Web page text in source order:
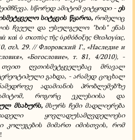
სწორედ ამიტომ ვიტყოდი -ეს
სიტყვის წყაროა, რომელიც
ჩვეულ და უსულგულო "ხის" ენას
ὰ καὶ ὁ σκοπὸς τῆς ὀρθόδοξης Θεολογίας,
σελ. 29. // Флоровский Г., «Наследие и
«Богословие», т. 81, 4/2010), -
ღვთისმეტყველებაც მრავალ
გახდა, - არამედ ცოცხალ
ადამიანის პრობლემებზე
როგორც ეკლესიისა და
მსახურს, მსურს ჩემი მადლიერება
ყოვლადუსამღვდელოესი
კოლეგების მიმართ იმისთვის, რომ
!